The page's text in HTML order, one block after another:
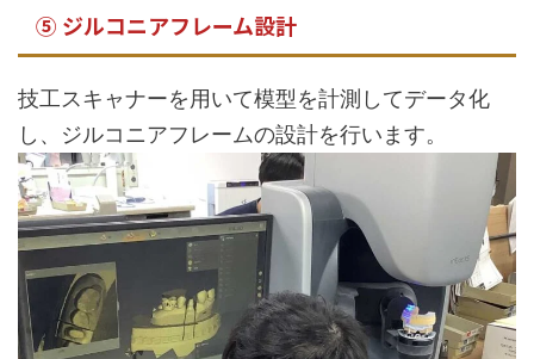
⑤ ジルコニアフレーム設計
技工スキャナーを用いて模型を計測してデータ化
し、ジルコニアフレームの設計を行います。